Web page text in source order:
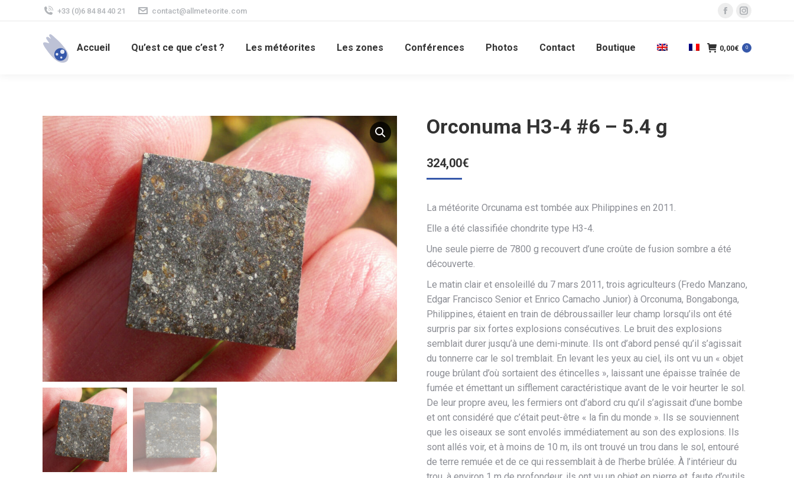
+33 (0)6 84 84 40 21 contact@allmeteorite.com
La
Facebook
La
Instagram
Accueil Qu’est ce que c’est ? Les météorites Les zones Conférences Photos Contact Boutique 0,00€ 0
Orconuma H3-4 #6 – 5.4 g
324,00€
La météorite Orcunama est tombée aux Philippines en 2011.
Elle a été classifiée chondrite type H3-4.
Une seule pierre de 7800 g recouvert d’une croûte de fusion sombre a été
découverte.
Le matin clair et ensoleillé du 7 mars 2011, trois agriculteurs (Fredo Manzano,
Edgar Francisco Senior et Enrico Camacho Junior) à Orconuma, Bongabonga,
Philippines, étaient en train de débroussailler leur champ lorsqu’ils ont été
surpris par six fortes explosions consécutives. Le bruit des explosions
semblait durer jusqu’à une demi-minute. Ils ont d’abord pensé qu’il s’agissait
du tonnerre car le sol tremblait. En levant les yeux au ciel, ils ont vu un « objet
rouge brûlant d’où sortaient des étincelles », laissant une épaisse traînée de
fumée et émettant un sifflement caractéristique avant de le voir heurter le sol.
De leur propre aveu, les fermiers ont d’abord cru qu’il s’agissait d’une bombe
et ont considéré que c’était peut-être « la fin du monde ». Ils se souviennent
que les oiseaux se sont envolés immédiatement au son des explosions. Ils
sont allés voir, et à moins de 10 m, ils ont trouvé un trou dans le sol, entouré
de terre remuée et de ce qui ressemblait à de l’herbe brûlée. À l’intérieur du